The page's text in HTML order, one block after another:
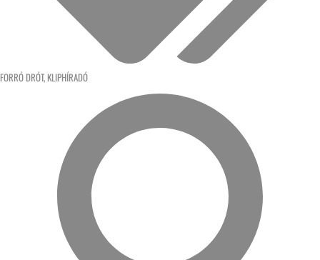
FORRÓ DRÓT, KLIPHÍRADÓ